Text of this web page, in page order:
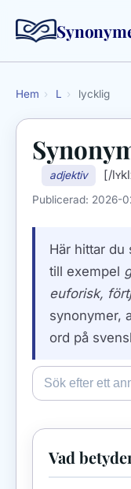
Hem › L › lycklig
adjektiv [/
Publicerad: 2026-
Här hittar du
till exempel
euforisk,
synonymer,
ord på
Vad